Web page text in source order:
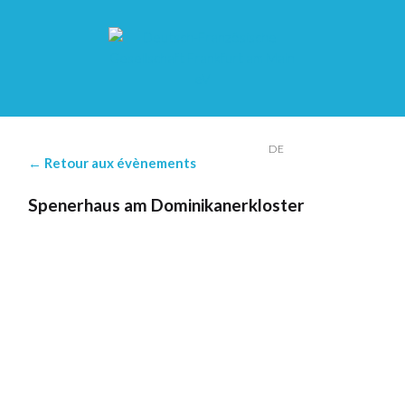
DE
← Retour aux évènements
Spenerhaus am Dominikanerkloster